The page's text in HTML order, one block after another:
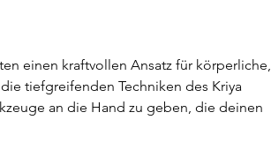
einen kraftvollen Ansatz für körperliche,
tiefgreifenden Techniken des Kriya
an die Hand zu geben, die deinen